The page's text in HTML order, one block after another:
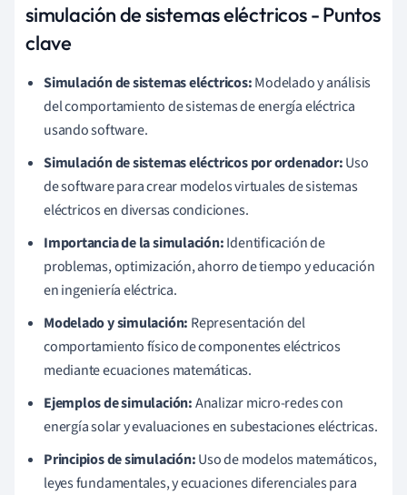
simulación de sistemas eléctricos - Puntos
clave
Simulación de sistemas eléctricos:Modelado y análisis
del comportamiento de sistemas de energía eléctrica
usando software.
Simulación de sistemas eléctricos por ordenador:Uso
de software para crear modelos virtuales de sistemas
eléctricos en diversas condiciones.
Importancia de la simulación:Identificación de
problemas, optimización, ahorro de tiempo y educación
en ingeniería eléctrica.
Modelado y simulación: Representación del
comportamiento físico de componentes eléctricos
mediante ecuaciones matemáticas.
Ejemplos de simulación:Analizar micro-redes con
energía solar y evaluaciones en subestaciones eléctricas.
Principios de simulación:Uso de modelos matemáticos,
leyes fundamentales, y ecuaciones diferenciales para